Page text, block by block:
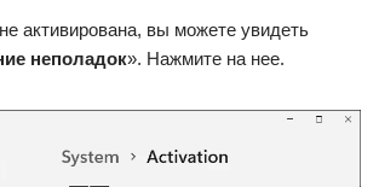
активирована, вы можете увидеть
неполадок». Нажмите на нее.